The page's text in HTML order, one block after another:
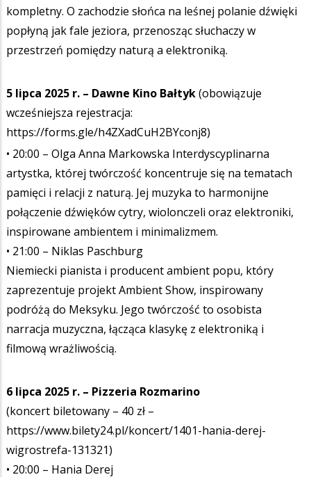
kompletny. O zachodzie słońca na leśnej polanie dźwięki
popłyną jak fale jeziora, przenosząc słuchaczy w
przestrzeń pomiędzy naturą a elektroniką.
5 lipca 2025 r. – Dawne Kino Bałtyk(obowiązuje
wcześniejsza rejestracja:
https://forms.gle/h4ZXadCuH2BYconj8)
• 20:00 – Olga Anna Markowska Interdyscyplinarna
artystka, której twórczość koncentruje się na tematach
pamięci i relacji z naturą. Jej muzyka to harmonijne
połączenie dźwięków cytry, wiolonczeli oraz elektroniki,
inspirowane ambientem i minimalizmem.
• 21:00 – Niklas Paschburg
Niemiecki pianista i producent ambient popu, który
zaprezentuje projekt Ambient Show, inspirowany
podróżą do Meksyku. Jego twórczość to osobista
narracja muzyczna, łącząca klasykę z elektroniką i
filmową wrażliwością.
6 lipca 2025 r. – Pizzeria Rozmarino
(koncert biletowany – 40 zł –
https://www.bilety24.pl/koncert/1401-hania-derej-
wigrostrefa-131321)
• 20:00 – Hania Derej